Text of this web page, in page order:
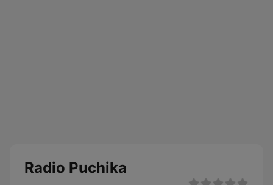
Radio Puchika